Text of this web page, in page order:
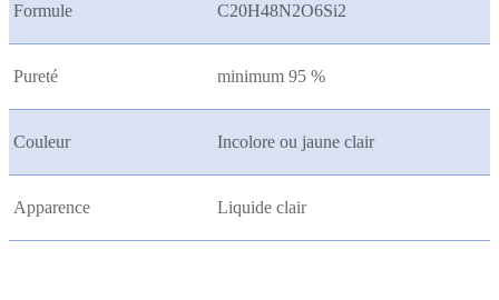
Formule C20H48N2O6Si2
Pureté minimum 95 %
Couleur Incolore ou jaune clair
Apparence Liquide clair